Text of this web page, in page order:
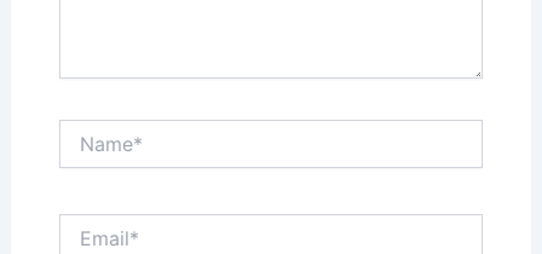
Name*
Email*